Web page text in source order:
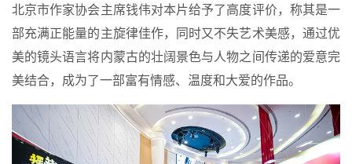
北京市作家协会主席钱伟对本片给予了高度评价，称其是一
部充满正能量的主旋律佳作，同时又不失艺术美感，通过优
美的镜头语言将内蒙古的壮阔景色与人物之间传递的爱意完
美结合，成为了一部富有情感、温度和大爱的作品。